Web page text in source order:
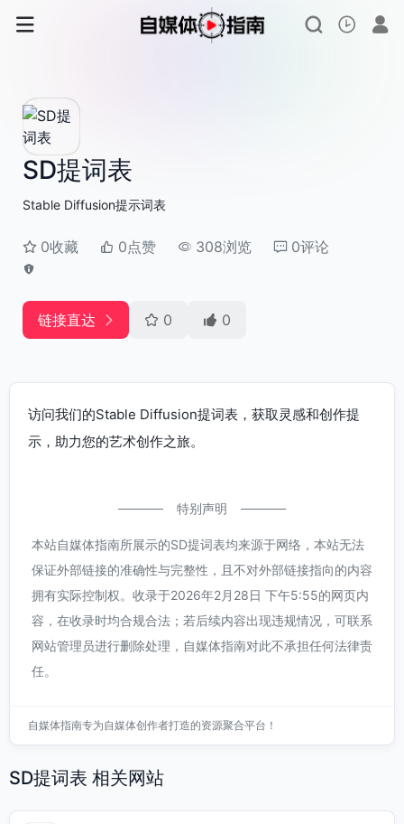
SD提词表
Stable Diffusion提示词表
0收藏 0点赞 308浏览 0评论
链接直达 0 0
访问我们的Stable Diffusion提词表，获取灵感和创作提
示，助力您的艺术创作之旅。
特别声明
本站自媒体指南所展示的SD提词表均来源于网络，本站无法
保证外部链接的准确性与完整性，且不对外部链接指向的内容
拥有实际控制权。收录于2026年2月28日 下午5:55的网页内
容，在收录时均合规合法；若后续内容出现违规情况，可联系
网站管理员进行删除处理，自媒体指南对此不承担任何法律责
任。
自媒体指南专为自媒体创作者打造的资源聚合平台！
SD提词表 相关网站